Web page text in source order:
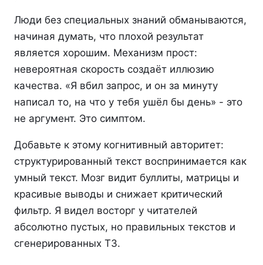
Люди без специальных знаний обманываются,
начиная думать, что плохой результат
является хорошим. Механизм прост:
невероятная скорость создаёт иллюзию
качества. «Я вбил запрос, и он за минуту
написал то, на что у тебя ушёл бы день» - это
не аргумент. Это симптом.
Добавьте к этому когнитивный авторитет:
структурированный текст воспринимается как
умный текст. Мозг видит буллиты, матрицы и
красивые выводы и снижает критический
фильтр. Я видел восторг у читателей
абсолютно пустых, но правильных текстов и
сгенерированных ТЗ.